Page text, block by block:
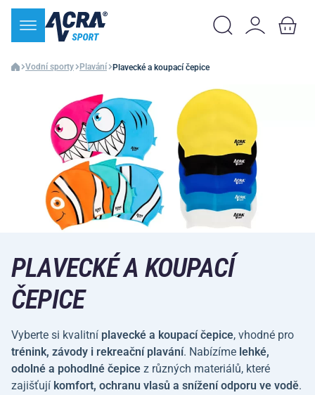
Vodní sporty Plavání Plavecké a koupací čepice
PLAVECKÉ A KOUPACÍ
ČEPICE
Vyberte si kvalitní plavecké a koupací čepice, vhodné pro
trénink, závody i rekreační plavání. Nabízíme lehké,
odolné a pohodlné čepice z různých materiálů, které
zajišťují komfort, ochranu vlasů a snížení odporu ve vodě.